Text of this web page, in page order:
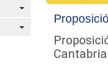
Alternar
Alternar